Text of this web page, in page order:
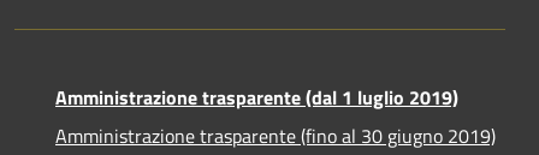
Amministrazione trasparente (dal 1 luglio 2019)
Amministrazione trasparente (fino al 30 giugno 2019)